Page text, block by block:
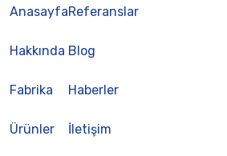
Anasayfa
Hakkında
Fabrika
Ürünler
Referanslar
Blog
Haberler
İletişim